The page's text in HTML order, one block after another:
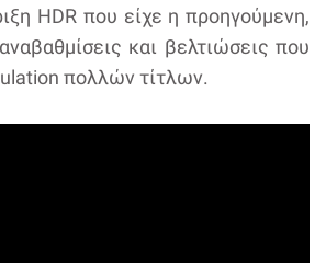
HDR που είχε η προηγούμενη,
και βελτιώσεις που
πολλών τίτλων.